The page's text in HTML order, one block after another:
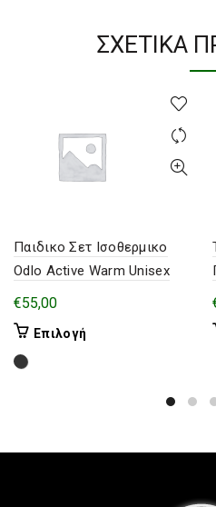
ΣΧΕΤΙΚΆ
Παιδικο Σετ Ισοθερμικο
Odlo Active Warm Unisex
€55,00
Επιλογή
Οι